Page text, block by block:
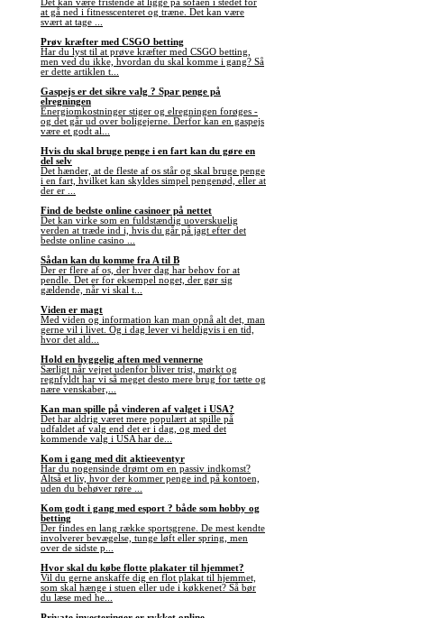
at gå ned i fitnesscenteret og træne. Det kan være
svært at tage ...
Prøv kræfter med CSGO betting
Har du lyst til at prøve kræfter med CSGO betting,
men ved du ikke, hvordan du skal komme i gang? Så
er dette artiklen t...
Gaspejs er det sikre valg ? Spar penge på
elregningen
Energiomkostninger stiger og elregningen forøges -
og det går ud over boligejerne. Derfor kan en gaspejs
være et godt al...
Hvis du skal bruge penge i en fart kan du gøre en
del selv
Det hænder, at de fleste af os står og skal bruge penge
i en fart, hvilket kan skyldes simpel pengenød, eller at
der er ...
Find de bedste online casinoer på nettet
Det kan virke som en fuldstændig uoverskuelig
verden at træde ind i, hvis du går på jagt efter det
bedste online casino ...
Sådan kan du komme fra A til B
Der er flere af os, der hver dag har behov for at
pendle. Det er for eksempel noget, der gør sig
gældende, når vi skal t...
Viden er magt
Med viden og information kan man opnå alt det, man
gerne vil i livet. Og i dag lever vi heldigvis i en tid,
hvor det ald...
Hold en hyggelig aften med vennerne
Særligt når vejret udenfor bliver trist, mørkt og
regnfyldt har vi så meget desto mere brug for tætte og
nære venskaber,...
Kan man spille på vinderen af valget i USA?
Det har aldrig været mere populært at spille på
udfaldet af valg end det er i dag, og med det
kommende valg i USA har de...
Kom i gang med dit aktieeventyr
Har du nogensinde drømt om en passiv indkomst?
Altså et liv, hvor der kommer penge ind på kontoen,
uden du behøver røre ...
Kom godt i gang med esport ? både som hobby og
betting
Der findes en lang række sportsgrene. De mest kendte
involverer bevægelse, tunge løft eller spring, men
over de sidste p...
Hvor skal du købe flotte plakater til hjemmet?
Vil du gerne anskaffe dig en flot plakat til hjemmet,
som skal hænge i stuen eller ude i køkkenet? Så bør
du læse med he...